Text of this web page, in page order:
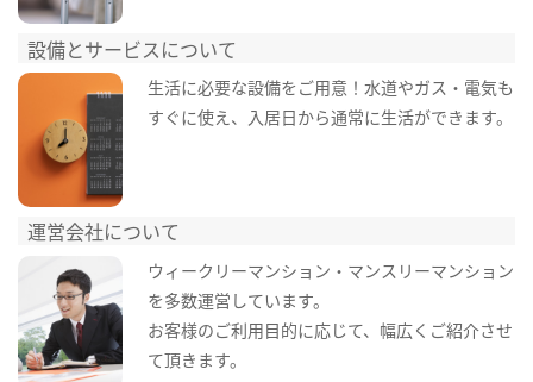
設備とサービスについて
生活に必要な設備をご用意！水道やガス・電気も
すぐに使え、入居日から通常に生活ができます。
運営会社について
ウィークリーマンション・マンスリーマンション
を多数運営しています。
お客様のご利用目的に応じて、幅広くご紹介させ
て頂きます。